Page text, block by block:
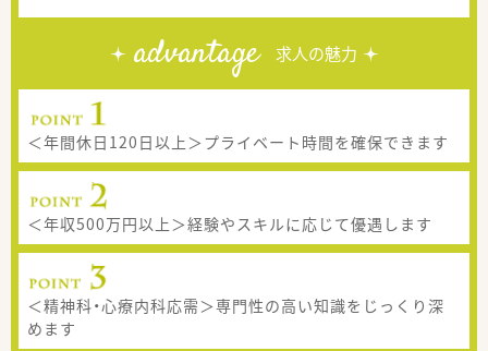
advantage 求人の魅力
＜年間休日120日以上＞プライベート時間を確保できます
＜年収500万円以上＞経験やスキルに応じて優遇します
＜精神科・心療内科応需＞専門性の高い知識をじっくり深
めます